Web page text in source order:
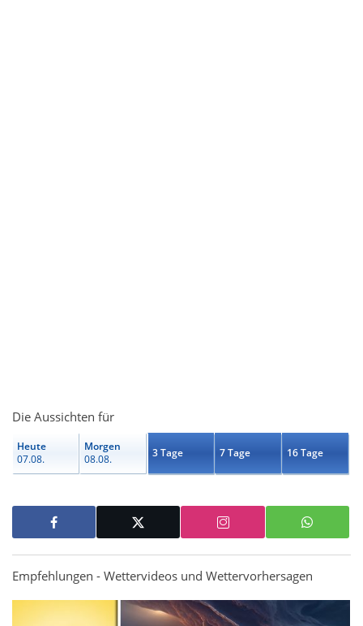
Die Aussichten für
Heute
07.08.
Morgen
08.08.
3 Tage 7 Tage 16 Tage
Empfehlungen - Wettervideos und Wettervorhersagen